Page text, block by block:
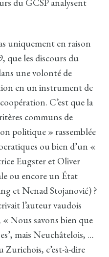
du GCSP analysent
uniquement en raison
que les discours du
une volonté de
en un instrument de
C’est que la
communs de
politique » rassemblée
ou bien d’un «
Eugster et Oliver
ou encore un État
et Nenad Stojanović) ?
l’auteur vaudois
Nous savons bien que
mais Neuchâtelois, …
Zurichois, c’est-à-dire